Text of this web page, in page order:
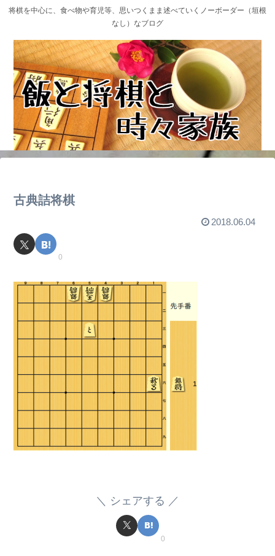
将棋を中心に、食べ物や育児等、思いつくまま述べていくノーボーダー（垣根
なし）なブログ
古典詰将棋
2018.06.04
0
シェアする
0